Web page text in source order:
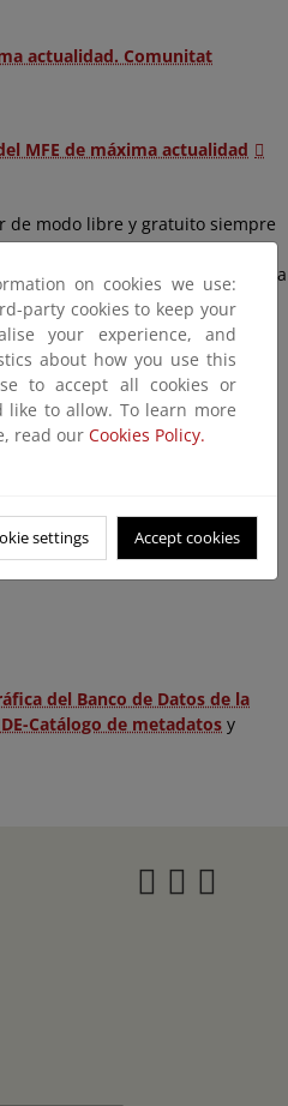
actualidad. Comunitat
MFE de máxima actualidad
de modo libre y gratuito siempre
la Transición Ecológica y el
propietario de la información de la
para la Transición
del Banco de Datos de la
Catálogo de metadatos y
on cookies we use:
party cookies to keep your
your experience, and
about how you use this
to accept all cookies or
like to allow. To learn more
read our Cookies Policy.
settings Accept cookies